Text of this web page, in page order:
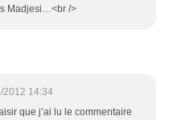
Madjesi…<br />
2012 14:34
que j’ai lu le commentaire